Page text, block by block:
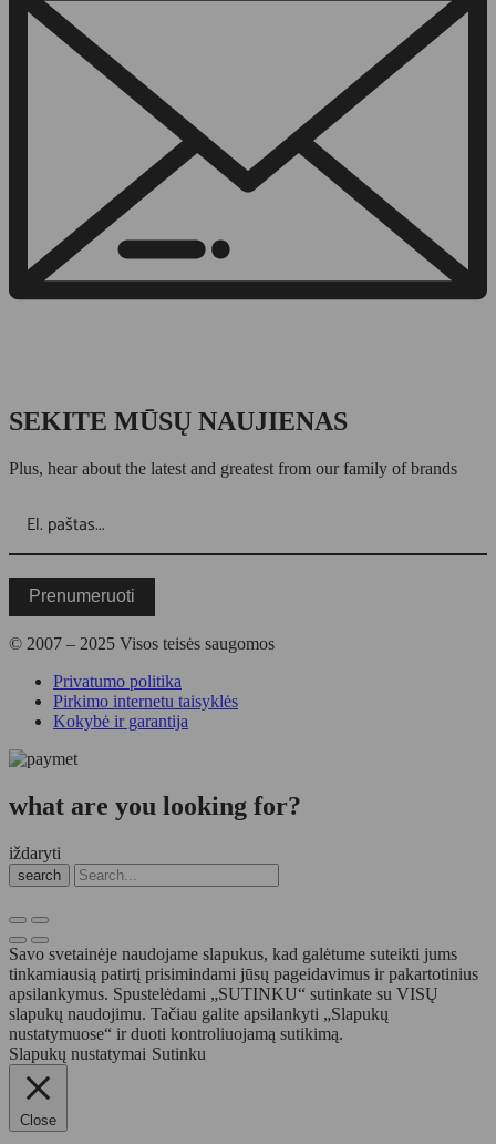
SEKITE MŪSŲ NAUJIENAS
Plus, hear about the latest and greatest from our family of brands
Prenumeruoti
© 2007 – 2025 Visos teisės saugomos
Privatumo politika
Pirkimo internetu taisyklės
Kokybė ir garantija
what are you looking for?
iždaryti
search
Savo svetainėje naudojame slapukus, kad galėtume suteikti jums
tinkamiausią patirtį prisimindami jūsų pageidavimus ir pakartotinius
apsilankymus. Spustelėdami „SUTINKU“ sutinkate su VISŲ
slapukų naudojimu. Tačiau galite apsilankyti „Slapukų
nustatymuose“ ir duoti kontroliuojamą sutikimą.
Slapukų nustatymai Sutinku
Close